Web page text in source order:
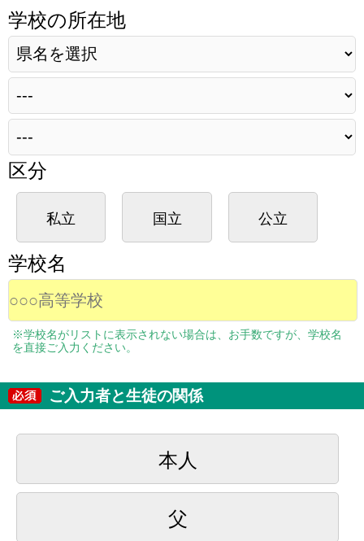
学校の所在地
区分
私立 国立 公立
学校名
※学校名がリストに表示されない場合は、お手数ですが、学校名
を直接ご入力ください。
ご入力者と生徒の関係
本人
父